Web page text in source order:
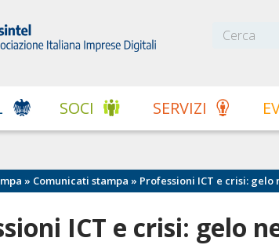
SOCI SERVIZI
» Comunicati stampa » Professioni ICT e crisi:
ICT e crisi: gelo